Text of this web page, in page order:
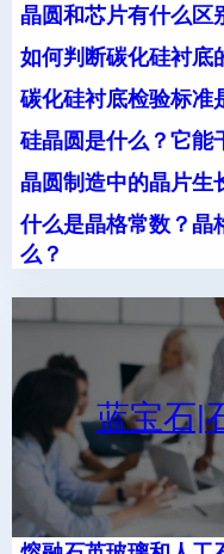
晶圆和芯片有什么区
如何判断碳化硅衬底
碳化硅衬底检验标准
硅晶圆是什么？它能
晶圆制造中的晶片生
什么是晶格常数？晶
么？
蓝宝石|